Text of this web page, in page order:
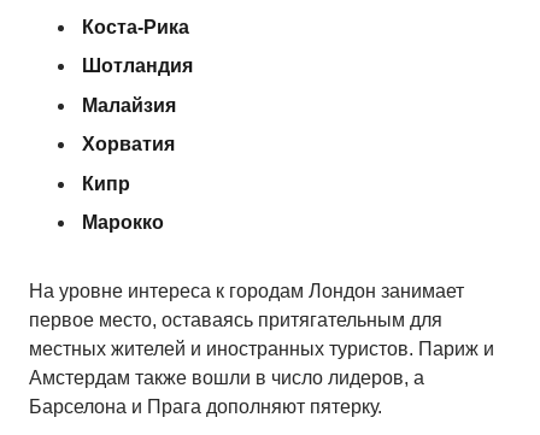
Коста-Рика
Шотландия
Малайзия
Хорватия
Кипр
Марокко
На уровне интереса к городам Лондон занимает
первое место, оставаясь притягательным для
местных жителей и иностранных туристов. Париж и
Амстердам также вошли в число лидеров, а
Барселона и Прага дополняют пятерку.